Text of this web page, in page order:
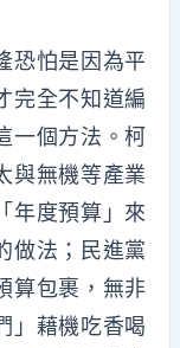
恐怕是因為平
完全不知道編
一個方法。柯
與無機等產業
年度預算」來
做法；民進黨
算包裹，無非
」藉機吃香喝